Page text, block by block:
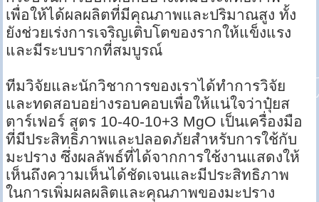
เพื่อให้ได้ผลผลิตที่มีคุณภาพและปริมาณสูง ทั้ง
ยังช่วยเร่งการเจริญเติบโตของรากให้แข็งแรง
และมีระบบรากที่สมบูรณ์
ทีมวิจัยและนักวิชาการของเราได้ทำการวิจัย
และทดสอบอย่างรอบคอบเพื่อให้แน่ใจว่าปุ๋ยส
ตาร์เฟอร์ สูตร 10-40-10+3 MgO เป็นเครื่องมือ
ที่มีประสิทธิภาพและปลอดภัยสำหรับการใช้กับ
มะปราง ซึ่งผลลัพธ์ที่ได้จากการใช้งานแสดงให้
เห็นถึงความเห็นได้ชัดเจนและมีประสิทธิภาพ
ในการเพิ่มผลผลิตและคุณภาพของมะปราง